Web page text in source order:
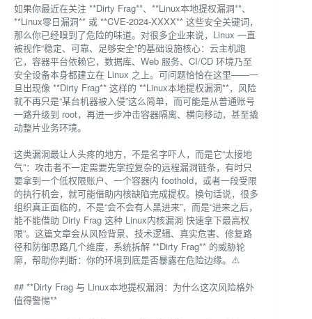
如果你最近在关注 **Dirty Frag**、**Linux本地提权漏洞**、
**Linux零日漏洞** 或 **CVE-2024-XXXX** 这些安全关键词，
那么你已经嗅到了危险的味道。对很多企业来说，Linux 一直
被视作“稳定、可靠、足够安全”的基础设施核心：云主机跑
它，容器平台依赖它，数据库、Web 服务、CI/CD 环境乃至
安全设备本身都建立在 Linux 之上。可问题恰恰在这里——一
旦出现像 **Dirty Frag** 这样的 **Linux本地提权漏洞**，风险
就不再只是“某台机器被入侵”这么简单，而可能是从普通账号
一路升级到 root，再进一步冲击容器隔离、横向移动，甚至撬
动整片业务环境。
这类漏洞最让人头疼的地方，不是名字吓人，而是它“太接地
气”：攻击者不一定需要先掌控复杂的远程漏洞链条，有时只
要拿到一个低权限账户、一个容器内 foothold，或者一段受限
的执行机会，就可能借助内核缺陷完成提权。换句话说，很多
组织真正面临的，不是“会不会有人黑进来”，而是“进来之后，
能不能借助 Dirty Frag 这种 Linux内核漏洞 快速拿下最高权
限”。这篇文章会从风险背景、技术逻辑、真实危害、修复路
径和防御思路几个维度，系统拆解 **Dirty Frag** 的威胁轮
廓，帮助你判断：你的环境到底是否暴露在危险边缘。⚠️
## **Dirty Frag 与 Linux本地提权漏洞：为什么这次风险格外
值得警惕**